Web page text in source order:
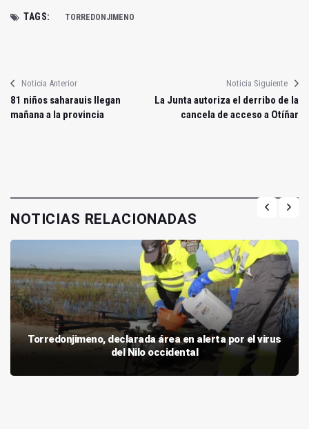
TAGS: TORREDONJIMENO
Noticia Anterior
81 niños saharauis llegan
mañana a la provincia
Noticia Siguiente
La Junta autoriza el derribo de la
cancela de acceso a Otíñar
NOTICIAS RELACIONADAS
Torredonjimeno, declarada área en alerta por el virus
del Nilo occidental